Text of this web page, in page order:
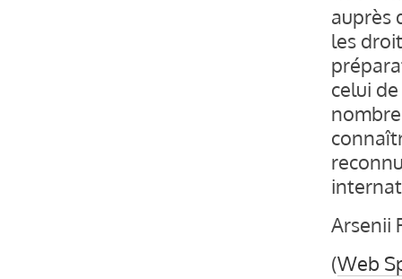
auprès
les
celui
Arsenii
(Web